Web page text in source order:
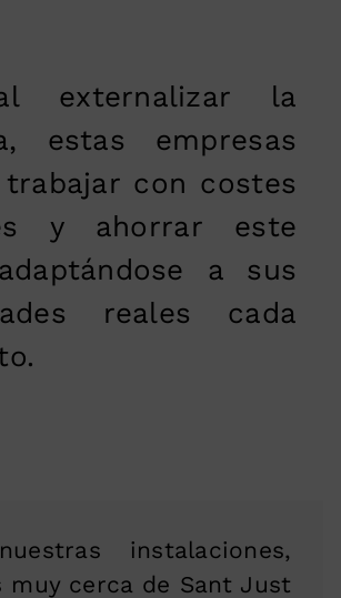
externalizar la
estas empresas
trabajar con costes
y ahorrar este
a sus
reales cada
instalaciones,
muy cerca de Sant Just